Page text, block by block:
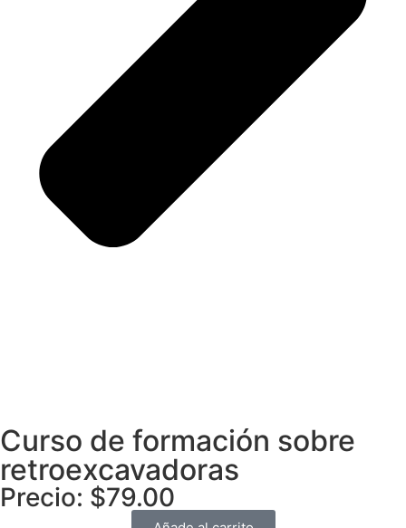
Curso de formación sobre
retroexcavadoras
Precio: $79.00